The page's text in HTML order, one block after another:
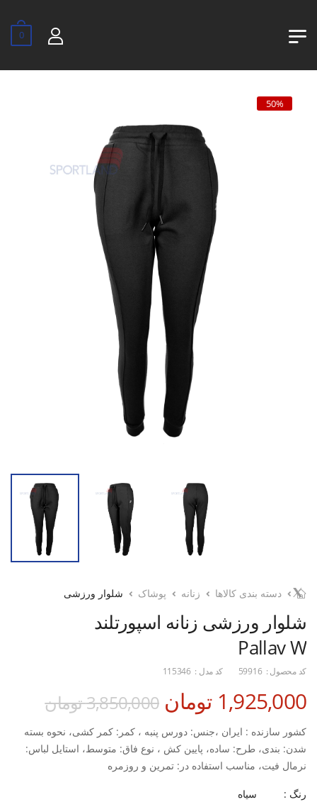
0
50%
دسته بندی کالاها زنانه پوشاک شلوار ورزشی
شلوار ورزشی زنانه اسپورتلند
Pallav W
کد محصول : 59916 کد مدل : 115346
1,925,000 تومان 3,850,000 تومان
کشور سازنده : ایران ،جنس: دورس پنبه ، کمر: کمر کشی، نحوه بسته
شدن: بندی، طرح: ساده، پایین کش ، نوع فاق: متوسط، استایل لباس:
نرمال فیت، مناسب استفاده در: تمرین و روزمره
رنگ : سیاه